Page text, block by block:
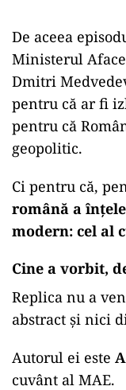
De aceea
Ministerul
Dmitri
pentru că ar fi
pentru că
geopolitic.
Ci pentru că,
română a
modern: cel al
Cine a vorbit,
Replica nu a
abstract și nici
Autorul ei este
cuvânt al MAE.